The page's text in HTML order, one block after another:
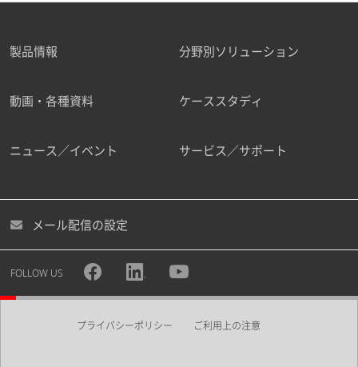
製品情報 分野別ソリューション
動画・各種資料 ケーススタディ
ニュース／イベント サービス／サポート
メール配信の設定
FOLLOW US
プライバシーポリシー ご利用上の注意